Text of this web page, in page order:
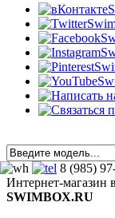
8 (985)
Интернет-магазин
SWIMBOX.RU